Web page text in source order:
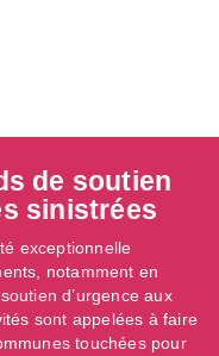
de soutien
sinistrées
exceptionnelle
notamment en
d’urgence aux
sont appelées à faire
touchées pour